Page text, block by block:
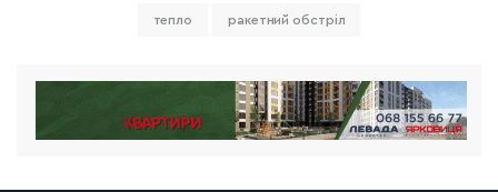
тепло ракетний обстріл